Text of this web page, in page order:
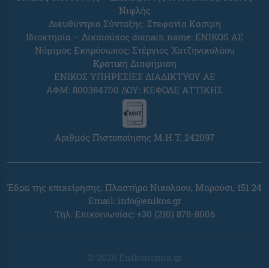
Νιφλής
Διευθύντρια Σύνταξης: Στεφανία Κασίμη
Ιδιοκτησία – Δικαιούχος domain name: ENIKOS AE
Νόμιμος Εκπρόσωπος: Στέργιος Χατζηνικολάου
Κρατική Διαφήμιση
ΕΝΙΚΟΣ ΥΠΗΡΕΣΙΕΣ ΔΙΑΔΙΚΤΥΟΥ ΑΕ
ΑΦΜ: 800384700 ΔΟΥ: ΚΕΦΟΔΕ ΑΤΤΙΚΗΣ
Αριθμός Πιστοποίησης Μ.Η.Τ. 242097
Έδρα της επιχείρησης: Πλαστήρα Νικολάου, Μαρούσι, 151 24
Email: info@enikos.gr
Τηλ. Επικοινωνίας: +30 (210) 878-8006